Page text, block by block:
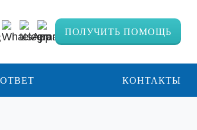
ПОЛУЧИТЬ ПОМОЩЬ
КОНТАКТЫ